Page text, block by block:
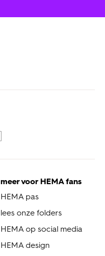
meer voor HEMA fans
HEMA pas
lees onze folders
HEMA op social media
HEMA design